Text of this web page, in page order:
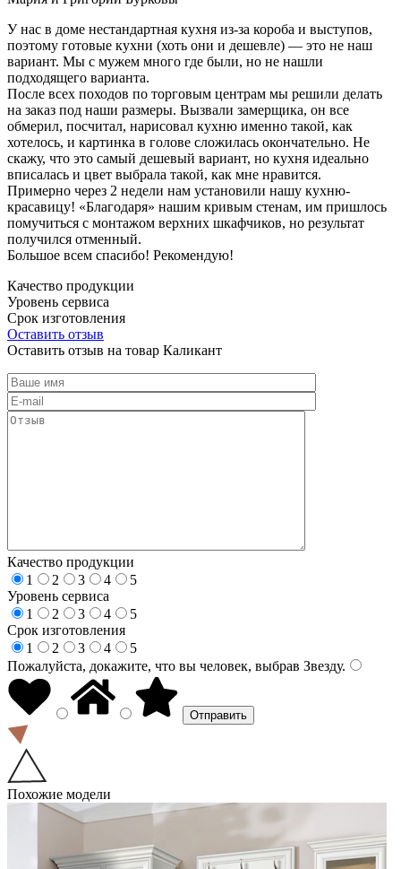
У нас в доме нестандартная кухня из-за короба и выступов,
поэтому готовые кухни (хоть они и дешевле) — это не наш
вариант. Мы с мужем много где были, но не нашли
подходящего варианта.
После всех походов по торговым центрам мы решили делать
на заказ под наши размеры. Вызвали замерщика, он все
обмерил, посчитал, нарисовал кухню именно такой, как
хотелось, и картинка в голове сложилась окончательно. Не
скажу, что это самый дешевый вариант, но кухня идеально
вписалась и цвет выбрала такой, как мне нравится.
Примерно через 2 недели нам установили нашу кухню-
красавицу! «Благодаря» нашим кривым стенам, им пришлось
помучиться с монтажом верхних шкафчиков, но результат
получился отменный.
Большое всем спасибо! Рекомендую!
Качество продукции
Уровень сервиса
Срок изготовления
Оставить отзыв
Оставить отзыв на товар Каликант
Качество продукции
1
2 3 4
5
Уровень сервиса
1
2 3 4
5
Срок изготовления
1
2 3 4
5
Пожалуйста, докажите, что вы человек, выбрав Звезду.
Похожие модели